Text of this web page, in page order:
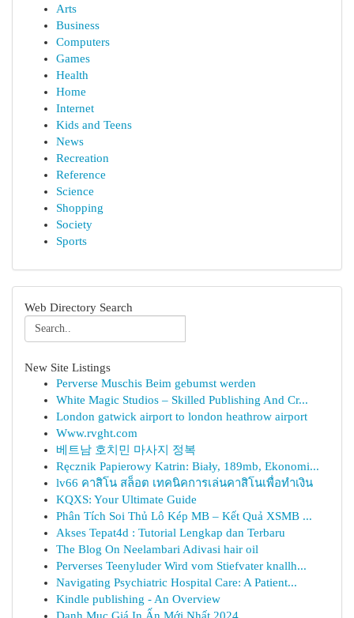
Arts
Business
Computers
Games
Health
Home
Internet
Kids and Teens
News
Recreation
Reference
Science
Shopping
Society
Sports
Web Directory Search
New Site Listings
Perverse Muschis Beim gebumst werden
White Magic Studios – Skilled Publishing And Cr...
London gatwick airport to london heathrow airport
Www.rvght.com
베트남 호치민 마사지 정복
Ręcznik Papierowy Katrin: Biały, 189mb, Ekonomi...
lv66 คาสิโน สล็อต เทคนิคการเล่นคาสิโนเพื่อทำเงิน
KQXS: Your Ultimate Guide
Phân Tích Soi Thủ Lô Kép MB – Kết Quả XSMB ...
Akses Tepat4d : Tutorial Lengkap dan Terbaru
The Blog On Neelambari Adivasi hair oil
Perverses Teenyluder Wird vom Stiefvater knallh...
Navigating Psychiatric Hospital Care: A Patient...
Kindle publishing - An Overview